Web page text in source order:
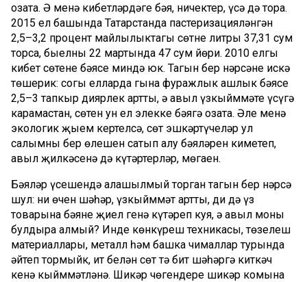
озата. Ә менә кибетләрдәге бәя, ничектер, үсә дә тора.
2015 ел башында Татарстанда пастеризацияләнгән
2,5–3,2 процент майлылыктагы сөтнең литры 37,31 сум
торса, быелның 22 мартында 47 сум йөри. 2010 елгы
кибет сөтенең бәясе миндә юк. Тагын бер нәрсәне искә
төшерик: соңгы елларда гына фуражлык ашлык бәясе
2,5–3 тапкыр диярлек артты, ә авыл үзкыйммәте үсүгә
карамастан, сөтен ун ел элекке бәягә озата. Әле менә
экологик җыем кертелсә, сөт эшкәртүчеләр ул
салымның бер өлешен сатып алу бәяләрен киметеп,
авыл җилкәсенә дә күтәртерләр, мөгаен.
Бәяләр үсешендә аңлашылмый торган тагын бер нәрсә
шул: ни өчен шәһәр, үзкыйммәт артты, ди дә үз
товарына бәяне җиңел генә күтәреп куя, ә авыл моны
булдыра алмый? Инде көнкүреш техникасы, төзелеш
материаллары, металл һәм башка чималлар турында
әйтеп тормыйк, ит белән сөт тә бит шәһәргә киткәч
кенә кыйммәтләнә. Шикәр чөгендере шикәр комына